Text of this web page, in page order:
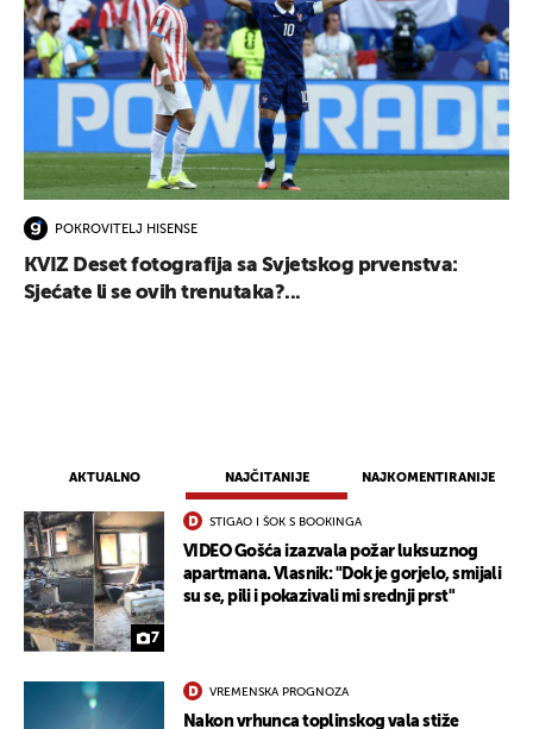
AKTUALNO NAJČITANIJE NAJKOMENTIRANIJE
7
STIGAO I ŠOK S BOOKINGA
VIDEO Gošća izazvala požar luksuznog
apartmana. Vlasnik: "Dok je gorjelo, smijali
su se, pili i pokazivali mi srednji prst"
VREMENSKA PROGNOZA
Nakon vrhunca toplinskog vala stiže
POKROVITELJ HISENSE
KVIZ Deset fotografija sa Svjetskog prvenstva:
Sjećate li se ovih trenutaka?...